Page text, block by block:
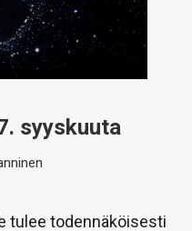
syyskuuta
tulee todennäköisesti